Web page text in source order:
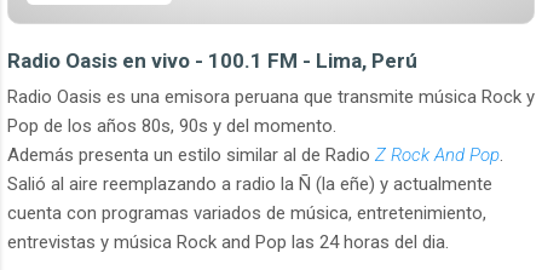
Radio Oasis en vivo - 100.1 FM - Lima, Perú
Radio Oasis es una emisora peruana que transmite música Rock y
Pop de los años 80s, 90s y del momento.
Además presenta un estilo similar al de Radio Z Rock And Pop.
Salió al aire reemplazando a radio la Ñ (la eñe) y actualmente
cuenta con programas variados de música, entretenimiento,
entrevistas y música Rock and Pop las 24 horas del dia.